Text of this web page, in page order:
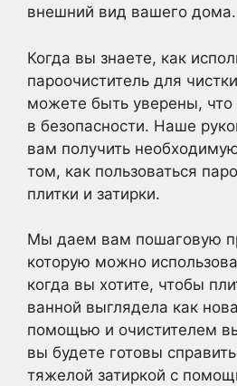
внешний вид вашего дома.
Когда вы знаете, как
пароочиститель для
можете быть уверены,
в безопасности. Наше
вам получить
том, как пользоваться
плитки и затирки.
Мы даем вам пошаговую
которую можно
когда вы хотите, чтобы
ванной выглядела как
помощью и очистителем
вы будете готовы
тяжелой затиркой с